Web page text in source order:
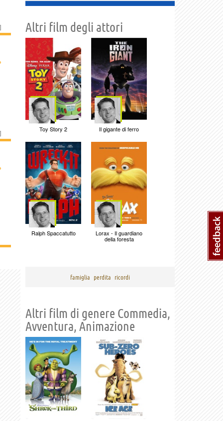
]
]
Altri film degli attori
Toy Story 2 Il gigante di ferro
Ralph Spaccatutto Lorax - Il guardiano
della foresta
famiglia perdita ricordi
Altri film di genere Commedia,
Avventura, Animazione